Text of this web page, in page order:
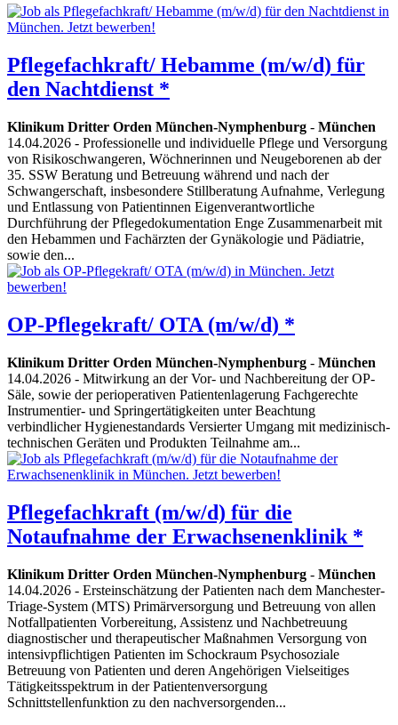
Pflegefachkraft/ Hebamme (m/w/d) für
den Nachtdienst *
Klinikum Dritter Orden München-Nymphenburg - München
14.04.2026 - Professionelle und individuelle Pflege und Versorgung
von Risikoschwangeren, Wöchnerinnen und Neugeborenen ab der
35. SSW Beratung und Betreuung während und nach der
Schwangerschaft, insbesondere Stillberatung Aufnahme, Verlegung
und Entlassung von Patientinnen Eigenverantwortliche
Durchführung der Pflegedokumentation Enge Zusammenarbeit mit
den Hebammen und Fachärzten der Gynäkologie und Pädiatrie,
sowie den...
OP-Pflegekraft/ OTA (m/w/d) *
Klinikum Dritter Orden München-Nymphenburg - München
14.04.2026 - Mitwirkung an der Vor- und Nachbereitung der OP-
Säle, sowie der perioperativen Patientenlagerung Fachgerechte
Instrumentier- und Springertätigkeiten unter Beachtung
verbindlicher Hygienestandards Versierter Umgang mit medizinisch-
technischen Geräten und Produkten Teilnahme am...
Pflegefachkraft (m/w/d) für die
Notaufnahme der Erwachsenenklinik *
Klinikum Dritter Orden München-Nymphenburg - München
14.04.2026 - Ersteinschätzung der Patienten nach dem Manchester-
Triage-System (MTS) Primärversorgung und Betreuung von allen
Notfallpatienten Vorbereitung, Assistenz und Nachbetreuung
diagnostischer und therapeutischer Maßnahmen Versorgung von
intensivpflichtigen Patienten im Schockraum Psychosoziale
Betreuung von Patienten und deren Angehörigen Vielseitiges
Tätigkeitsspektrum in der Patientenversorgung
Schnittstellenfunktion zu den nachversorgenden...